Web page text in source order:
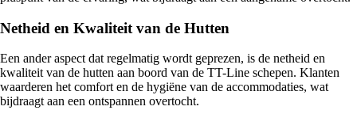
Netheid en Kwaliteit van de Hutten
Een ander aspect dat regelmatig wordt geprezen, is de netheid en
kwaliteit van de hutten aan boord van de TT-Line schepen. Klanten
waarderen het comfort en de hygiëne van de accommodaties, wat
bijdraagt aan een ontspannen overtocht.